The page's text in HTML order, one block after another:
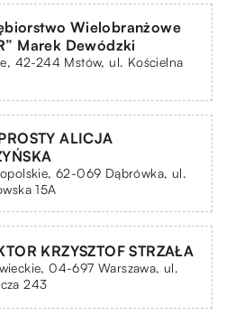
Wielobranżowe
Marek Dewódzki
42-244 Mstów, ul. Kościelna
ALICJA
62-069 Dąbrówka, ul.
15A
KRZYSZTOF STRZAŁA
04-697 Warszawa, ul.
243